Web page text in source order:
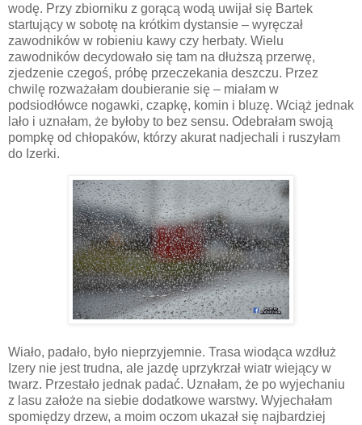
wodę. Przy zbiorniku z gorącą wodą uwijał się Bartek
startujący w sobotę na krótkim dystansie – wyręczał
zawodników w robieniu kawy czy herbaty. Wielu
zawodników decydowało się tam na dłuższą przerwę,
zjedzenie czegoś, próbę przeczekania deszczu. Przez
chwilę rozważałam doubieranie się – miałam w
podsiodłówce nogawki, czapkę, komin i bluzę. Wciąż jednak
lało i uznałam, że byłoby to bez sensu. Odebrałam swoją
pompkę od chłopaków, którzy akurat nadjechali i ruszyłam
do Izerki.
Wiało, padało, było nieprzyjemnie. Trasa wiodąca wzdłuż
Izery nie jest trudna, ale jazdę uprzykrzał wiatr wiejący w
twarz. Przestało jednak padać. Uznałam, że po wyjechaniu
z lasu założe na siebie dodatkowe warstwy. Wyjechałam
spomiędzy drzew, a moim oczom ukazał się najbardziej